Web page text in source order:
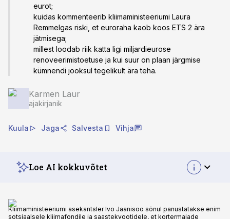
eurot;
kuidas kommenteerib kliimaministeeriumi Laura
Remmelgas riski, et euroraha kaob koos ETS 2 ära
jätmisega;
millest loodab riik katta ligi miljardieurose
renoveerimistoetuse ja kui suur on plaan järgmise
kümnendi jooksul tegelikult ära teha.
Karmen Laur
ajakirjanik
Kuula Jaga Salvesta Vihja
Loe AI kokkuvõtet
Kliimaministeeriumi asekantsler Ivo Jaanisoo sõnul panustatakse enim
sotsiaalsele kliimafondile ja saastekvootidele, et kortermajade